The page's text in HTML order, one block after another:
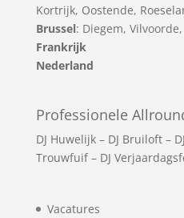
Kortrijk, Oostende,
Brussel: Diegem,
Frankrijk
Nederland
Professionele
DJ Huwelijk– DJ Bruiloft–
Trouwfuif– DJ
Vacatures